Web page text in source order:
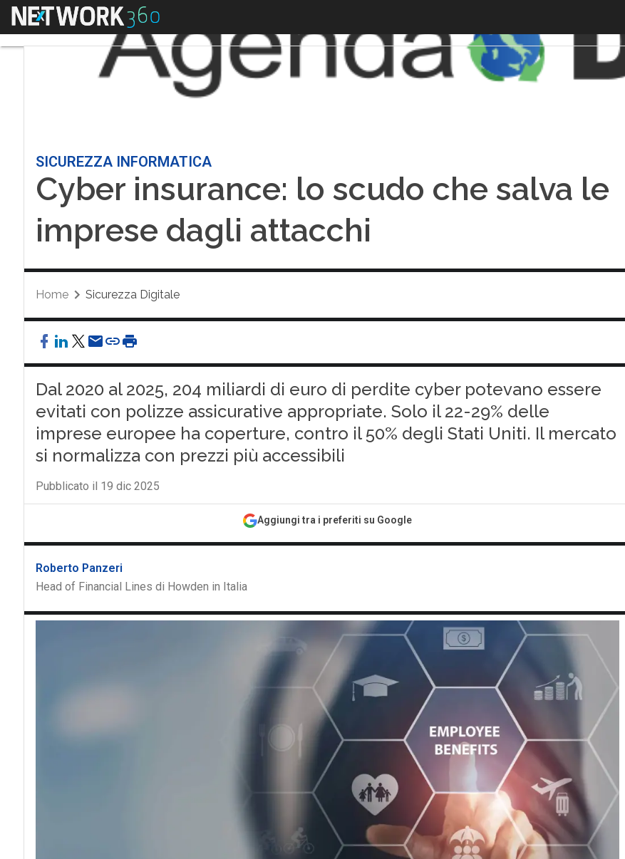
Menu
SICUREZZA INFORMATICA
Cyber insurance: lo scudo che salva le
imprese dagli attacchi
Home Sicurezza Digitale
Dal 2020 al 2025, 204 miliardi di euro di perdite cyber potevano essere
evitati con polizze assicurative appropriate. Solo il 22-29% delle
imprese europee ha coperture, contro il 50% degli Stati Uniti. Il mercato
si normalizza con prezzi più accessibili
Pubblicato il 19 dic 2025
Aggiungi tra i preferiti su Google
Roberto Panzeri
Head of Financial Lines di Howden in Italia
Intelligenza Artificiale